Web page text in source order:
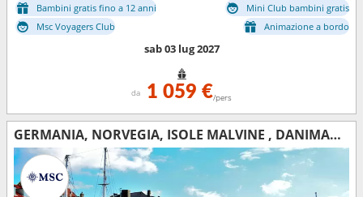
Bambini gratis fino a 12 anni
Mini Club bambini gratis
Msc Voyagers Club
Animazione a bordo
sab 03 lug 2027
da 1 059 €/pers
GERMANIA, NORVEGIA, ISOLE MALVINE , DANIMARCA